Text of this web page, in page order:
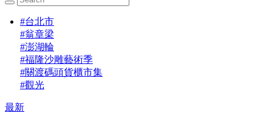
#台北市
#翁章梁
#澎湖輪
#福隆沙雕藝術季
#關渡碼頭貨櫃市集
#觀光
最新